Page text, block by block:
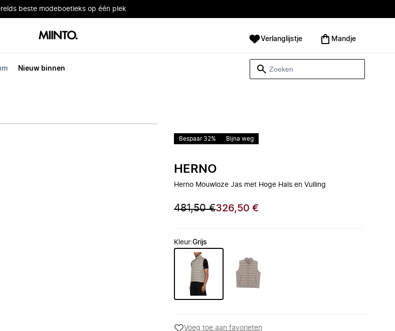
beste modeboetieks op één plek
Nieuw binnen
Verlanglijstje Mandje
Bespaar 32% Bijna weg
HERNO
Herno Mouwloze Jas met Hoge Hals en Vulling
481,50 €326,50 €
Kleur:Grijs
Voeg toe aan favorieten